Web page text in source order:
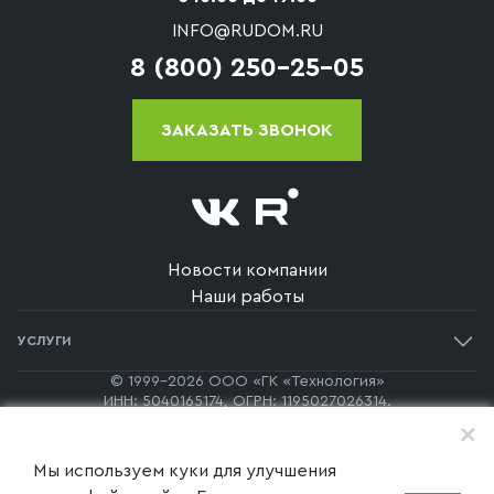
INFO@RUDOM.RU
8 (800) 250-25-05
ЗАКАЗАТЬ ЗВОНОК
Новости компании
Наши работы
УСЛУГИ
Одноэтажные дома
© 1999-2026 ООО «ГК «Технология»
ИНН: 5040165174, ОГРН: 1195027026314.
запрещено. Информация на сайте не является публичной
Мы используем куки для улучшения
+